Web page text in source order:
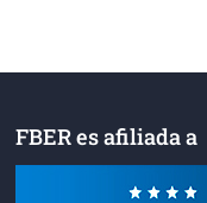
FBER es afiliada a